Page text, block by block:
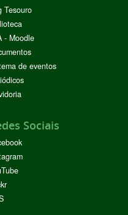
Tesouro
- Moodle
de eventos
Sociais